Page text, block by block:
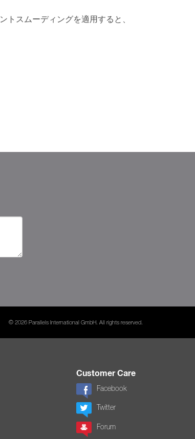
トスムーディングを適用すると、
© 2026 Parallels International GmbH. All rights reserved.
Customer Care
Facebook
Twitter
Forum